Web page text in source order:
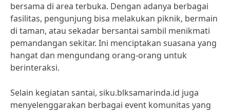
bersama di area terbuka. Dengan adanya berbagai
fasilitas, pengunjung bisa melakukan piknik, bermain
di taman, atau sekadar bersantai sambil menikmati
pemandangan sekitar. Ini menciptakan suasana yang
hangat dan mengundang orang-orang untuk
berinteraksi.
Selain kegiatan santai, siku.blksamarinda.id juga
menyelenggarakan berbagai event komunitas yang